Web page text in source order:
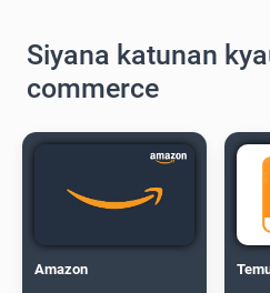
Siyana katunan
commerce
Amazon